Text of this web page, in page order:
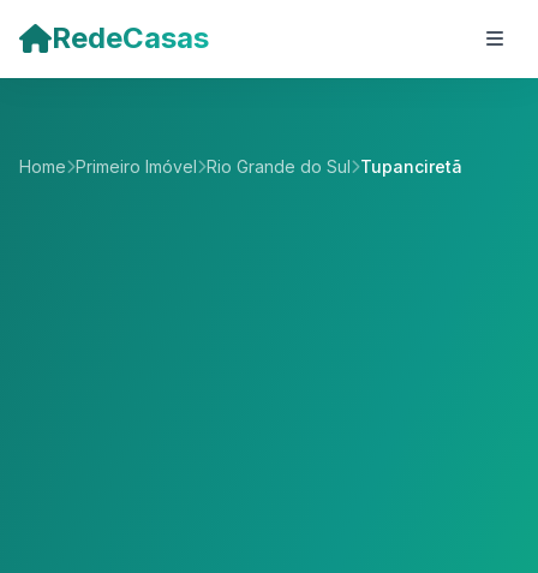
RedeCasas
Home Primeiro Imóvel Rio Grande do Sul Tupanciretã